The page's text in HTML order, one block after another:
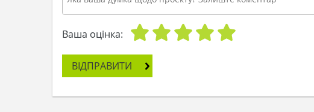
Ваша оцінка:
ВІДПРАВИТИ